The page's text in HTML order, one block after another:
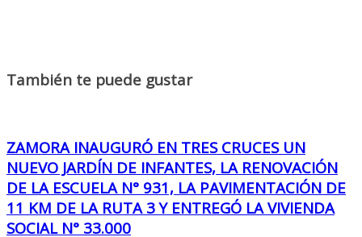
También te puede gustar
ZAMORA INAUGURÓ EN TRES CRUCES UN
NUEVO JARDÍN DE INFANTES, LA RENOVACIÓN
DE LA ESCUELA N° 931, LA PAVIMENTACIÓN DE
11 KM DE LA RUTA 3 Y ENTREGÓ LA VIVIENDA
SOCIAL N° 33.000